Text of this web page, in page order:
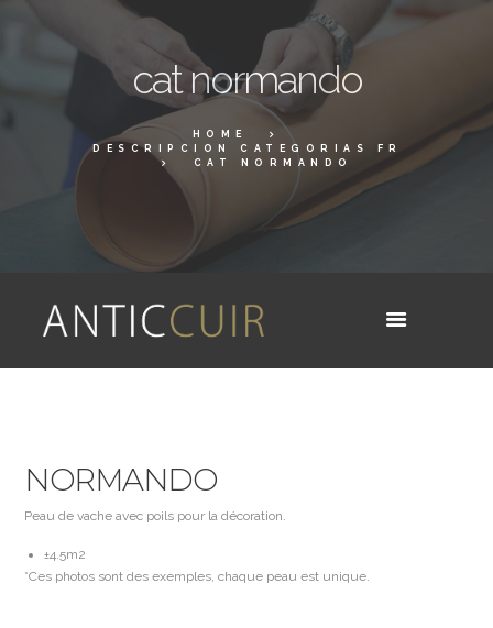
cat normando
HOME
DESCRIPCION CATEGORIAS FR
CAT NORMANDO
NORMANDO
Peau de vache avec poils pour la décoration.
±4.5m2
*Ces photos sont des exemples, chaque peau est unique.